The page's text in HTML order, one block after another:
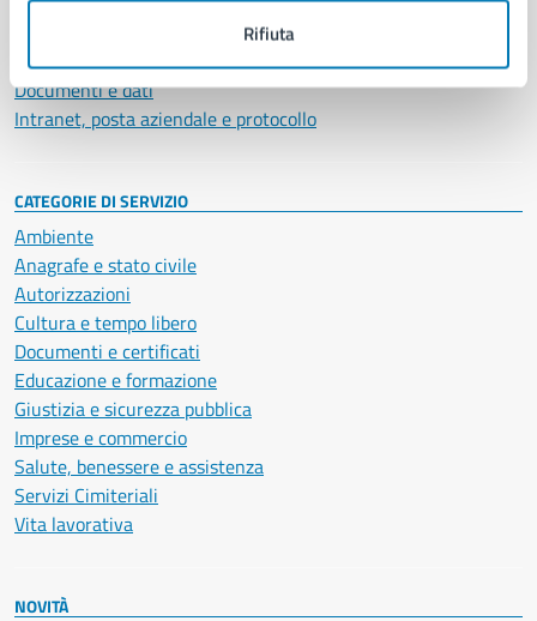
Rifiuta
Personale amministrativo
Documenti e dati
Intranet, posta aziendale e protocollo
CATEGORIE DI SERVIZIO
Ambiente
Anagrafe e stato civile
Autorizzazioni
Cultura e tempo libero
Documenti e certificati
Educazione e formazione
Giustizia e sicurezza pubblica
Imprese e commercio
Salute, benessere e assistenza
Servizi Cimiteriali
Vita lavorativa
NOVITÀ